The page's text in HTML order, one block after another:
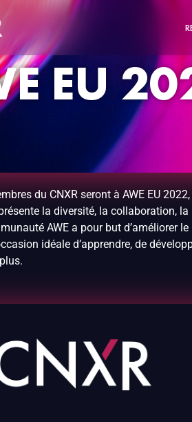
EU
du CNXR seront à AWE EU
la diversité, la collaboration,
AWE a pour but d’améliorer le
idéale d’apprendre, de